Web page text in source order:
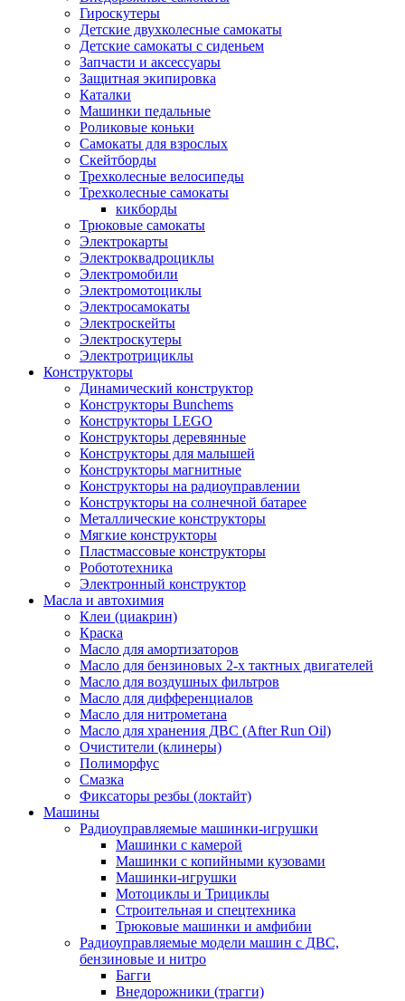
Гироскутеры
Детские двухколесные самокаты
Детские самокаты с сиденьем
Запчасти и аксессуары
Защитная экипировка
Каталки
Машинки педальные
Роликовые коньки
Самокаты для взрослых
Скейтборды
Трехколесные велосипеды
Трехколесные самокаты
кикборды
Трюковые самокаты
Электрокарты
Электроквадроциклы
Электромобили
Электромотоциклы
Электросамокаты
Электроскейты
Электроскутеры
Электротрициклы
Конструкторы
Динамический конструктор
Конструкторы Bunchems
Конструкторы LEGO
Конструкторы деревянные
Конструкторы для малышей
Конструкторы магнитные
Конструкторы на радиоуправлении
Конструкторы на солнечной батарее
Металлические конструкторы
Мягкие конструкторы
Пластмассовые конструкторы
Робототехника
Электронный конструктор
Масла и автохимия
Клеи (циакрин)
Краска
Масло для амортизаторов
Масло для бензиновых 2-х тактных двигателей
Масло для воздушных фильтров
Масло для дифференциалов
Масло для нитрометана
Масло для хранения ДВС (After Run Oil)
Очистители (клинеры)
Полиморфус
Смазка
Фиксаторы резбы (локтайт)
Машины
Радиоуправляемые машинки-игрушки
Машинки с камерой
Машинки с копийными кузовами
Машинки-игрушки
Мотоциклы и Трициклы
Строительная и спецтехника
Трюковые машинки и амфибии
Радиоуправляемые модели машин с ДВС,
бензиновые и нитро
Багги
Внедорожники (трагги)